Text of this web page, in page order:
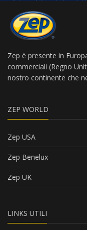
Zep è presente in
commerciali (Regno
nostro continente che
ZEP WORLD
Zep USA
Zep Benelux
Zep UK
LINKS UTILI